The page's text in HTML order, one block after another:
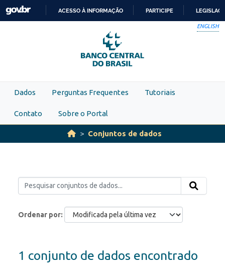
Skip to main content
PARA
O
CONTEÚDO
ACESSO À INFORMAÇÃO PARTICIPE
ENGLISH
Dados Perguntas Frequentes Tutoriais
Contato Sobre o Portal
Conjuntos de dados
Ordenar por
1 conjunto de dados encontrado